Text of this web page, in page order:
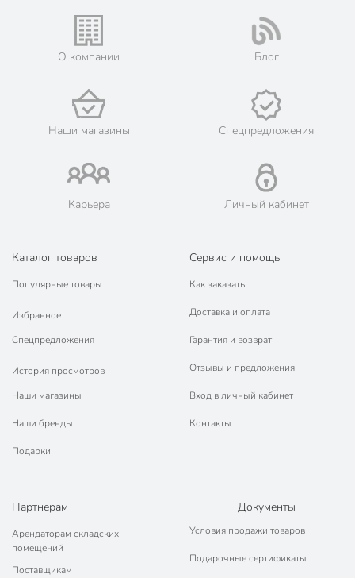
О компании Блог
Наши магазины Спецпредложения
Карьера Личный кабинет
Каталог товаров
Популярные товары
Избранное
Спецпредложения
История просмотров
Наши магазины
Наши бренды
Подарки
Сервис и помощь
Как заказать
Доставка и оплата
Гарантия и возврат
Отзывы и предложения
Вход в личный кабинет
Контакты
Партнерам
Арендаторам складских
помещений
Поставщикам
Документы
Условия продажи товаров
Подарочные сертификаты